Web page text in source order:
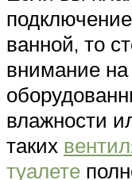
ванной, то
внимание на
влажности
таких
туалете